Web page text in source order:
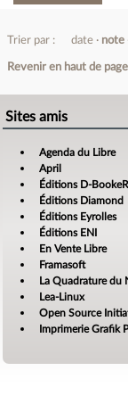
Trier par : date note
Revenir en haut de page
Sites amis
Agenda du Libre
April
Éditions D-BookeR
Éditions Diamond
Éditions Eyrolles
Éditions ENI
En Vente Libre
Framasoft
La Quadrature du
Lea-Linux
Open Source
Imprimerie Grafik